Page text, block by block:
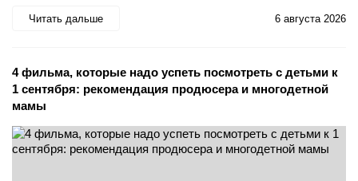
Читать дальше 6 августа 2026
4 фильма, которые надо успеть посмотреть с детьми к
1 сентября: рекомендация продюсера и многодетной
мамы